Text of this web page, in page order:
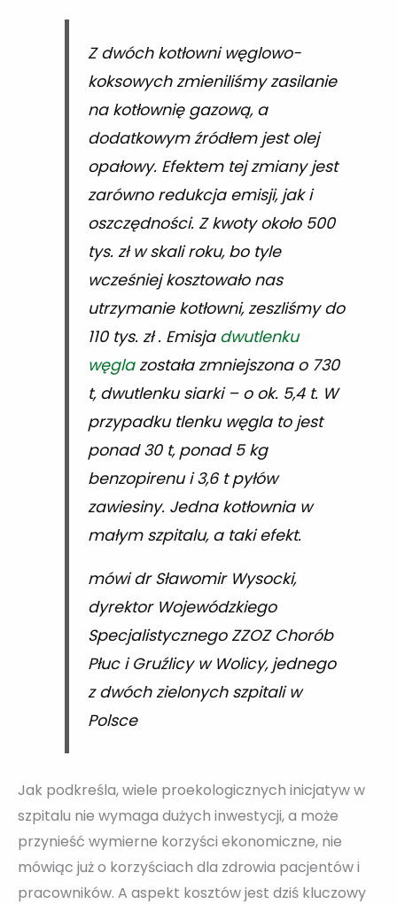
Z dwóch kotłowni węglowo-
koksowych zmieniliśmy zasilanie
na kotłownię gazową, a
dodatkowym źródłem jest olej
opałowy. Efektem tej zmiany jest
zarówno redukcja emisji, jak i
oszczędności. Z kwoty około 500
tys. zł w skali roku, bo tyle
wcześniej kosztowało nas
utrzymanie kotłowni, zeszliśmy do
110 tys. zł . Emisja dwutlenku
węglazostała zmniejszona o 730
t, dwutlenku siarki – o ok. 5,4 t. W
przypadku tlenku węgla to jest
ponad 30 t, ponad 5 kg
benzopirenu i 3,6 t pyłów
zawiesiny. Jedna kotłownia w
małym szpitalu, a taki efekt.
mówi dr Sławomir Wysocki,
dyrektor Wojewódzkiego
Specjalistycznego ZZOZ Chorób
Płuc i Gruźlicy w Wolicy, jednego
z dwóch zielonych szpitali w
Polsce
Jak podkreśla, wiele proekologicznych inicjatyw w
szpitalu nie wymaga dużych inwestycji, a może
przynieść wymierne korzyści ekonomiczne, nie
mówiąc już o korzyściach dla zdrowia pacjentów i
pracowników. A aspekt kosztów jest dziś kluczowy